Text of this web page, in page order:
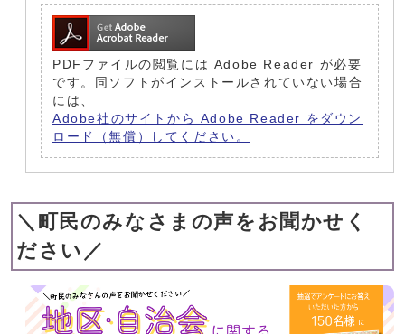
PDFファイルの閲覧には Adobe Reader が必要
です。同ソフトがインストールされていない場合
には、
Adobe社のサイトから Adobe Reader をダウン
ロード（無償）してください。
＼町民のみなさまの声をお聞かせく
ださい／